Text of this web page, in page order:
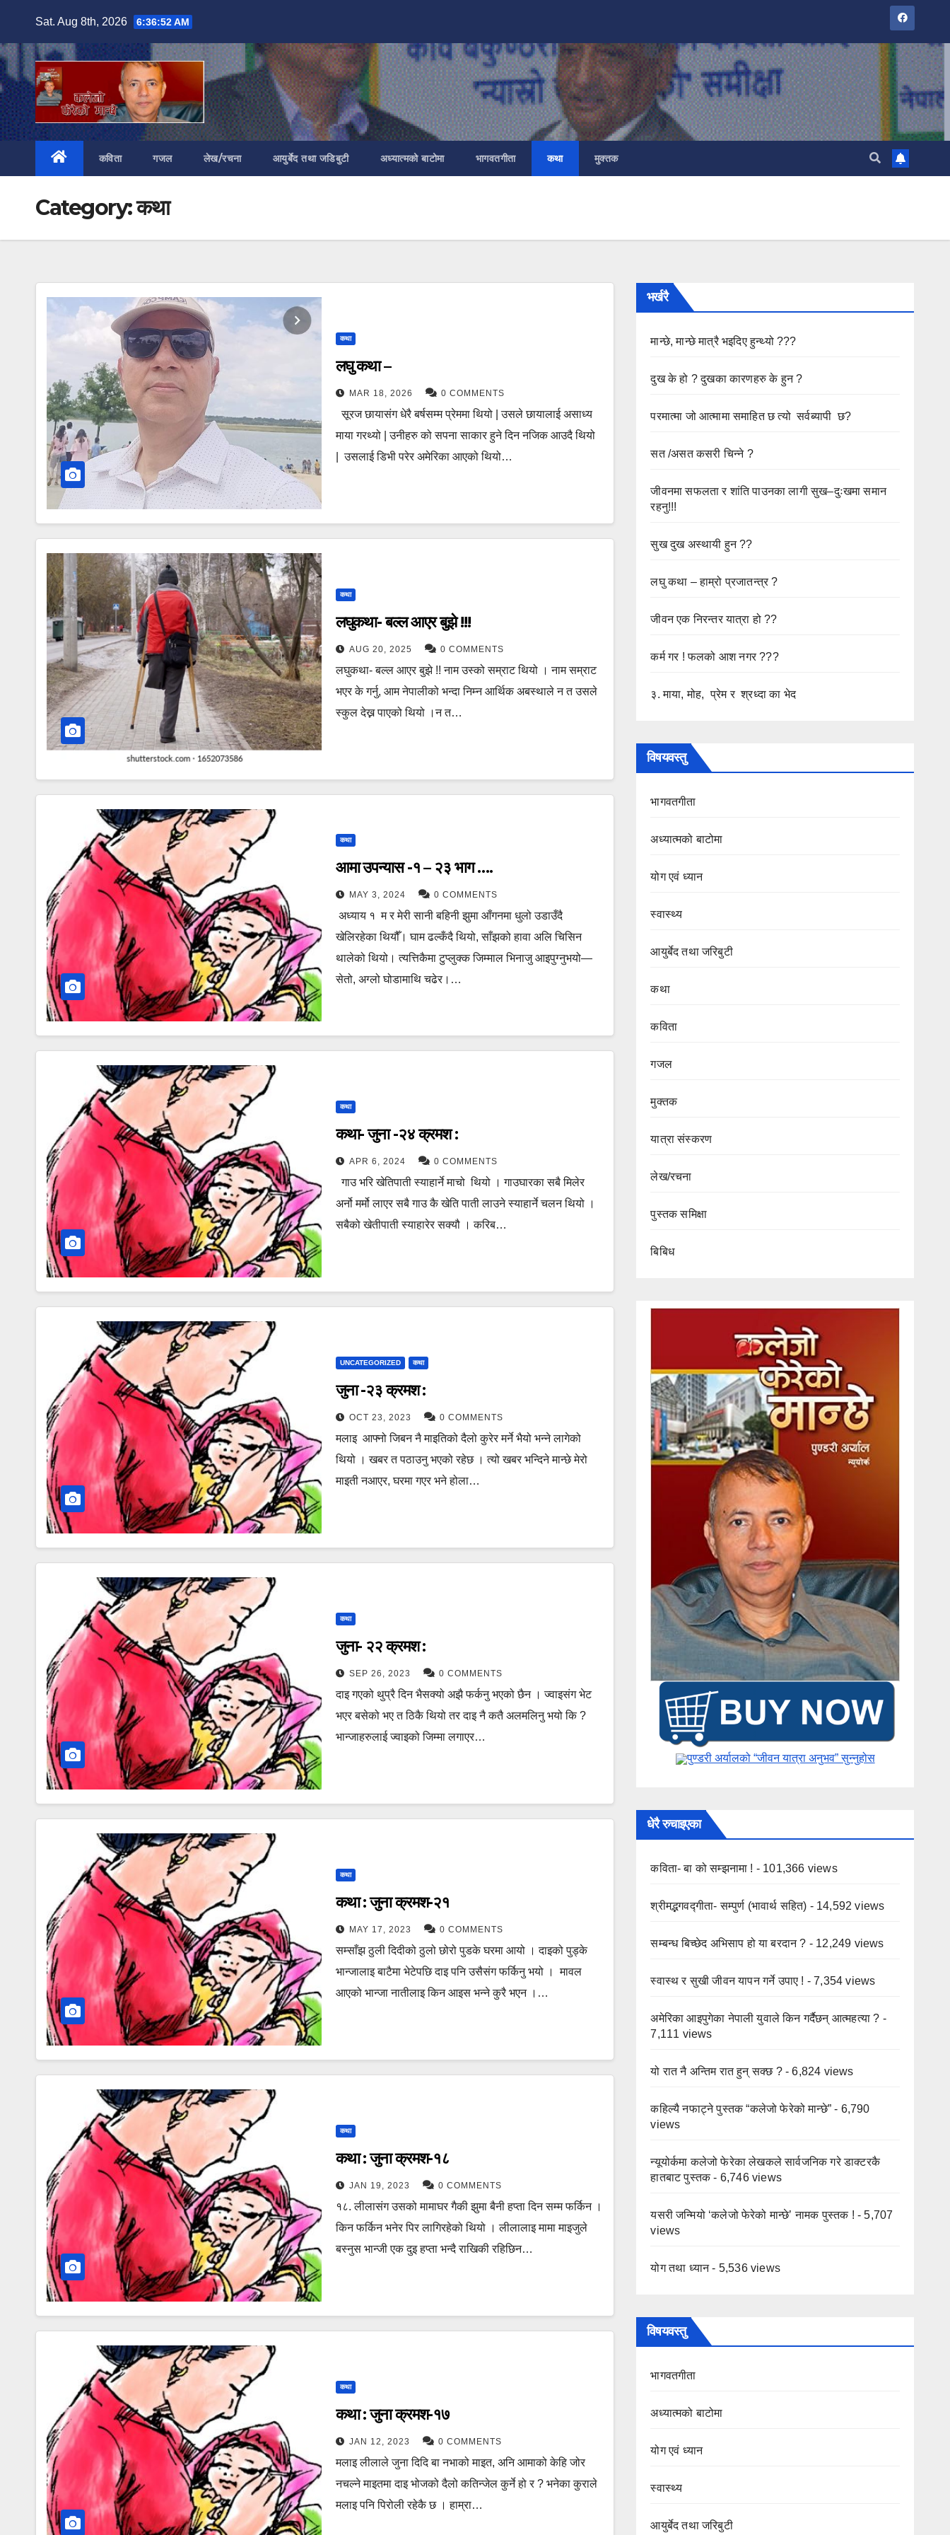
content
Sat. Aug 8th, 2026 6:36:54 AM
कविता गजल लेख/रचना आयुर्बेद तथा जडिबुटी अध्यात्मको बाटोमा भागवतगीता कथा मुक्तक
Category:कथा
कथा
लघु कथा –
MAR 18, 2026 0 COMMENTS
सूरज छायासंग धेरै बर्षसम्म प्रेममा थियो | उसले छायालाई असाध्य
माया गरथ्यो | उनीहरु को सपना साकार हुने दिन नजिक आउदै थियो
| उसलाई डिभी परेर अमेरिका आएको थियो…
कथा
लघुकथा- बल्ल आएर बुझे !!!
AUG 20, 2025 0 COMMENTS
लघुकथा- बल्ल आएर बुझे !! नाम उस्को सम्राट थियो । नाम सम्राट
भएर के गर्नु, आम नेपालीको भन्दा निम्न आर्थिक अबस्थाले न त उसले
स्कुल देख्न पाएको थियो ।न त…
कथा
आमा उपन्यास -१ – २३ भाग ….
MAY 3, 2024 0 COMMENTS
अध्याय १ म र मेरी सानी बहिनी झुमा आँगनमा धुलो उडाउँदै
खेलिरहेका थियौँ। घाम ढल्कँदै थियो, साँझको हावा अलि चिसिन
थालेको थियो। त्यत्तिकैमा टुप्लुक्क जिम्माल भिनाजु आइपुग्नुभयो—
सेतो, अग्लो घोडामाथि चढेर।…
कथा
कथा- जुना -२४ क्रमश :
APR 6, 2024 0 COMMENTS
गाउ भरि खेतिपाती स्याहार्ने माचो थियो । गाउघारका सबै मिलेर
अर्नो मर्मो लाएर सबै गाउ कै खेति पाती लाउने स्याहार्ने चलन थियो ।
सबैको खेतीपाती स्याहारेर सक्यौ । करिब…
UNCATEGORIZED कथा
जुना -२३ क्रमश :
OCT 23, 2023 0 COMMENTS
मलाइ आफ्नो जिबन नै माइतिको दैलो कुरेर मर्ने भैयो भन्ने लागेको
थियो । खबर त पठाउनु भएको रहेछ । त्यो खबर भन्दिने मान्छे मेरो
माइती नआएर, घरमा गएर भने होला…
कथा
जुना- २२ क्रमश :
SEP 26, 2023 0 COMMENTS
दाइ गएको थुप्रै दिन भैसक्यो अझै फर्कनु भएको छैन । ज्वाइसंग भेट
भएर बसेको भए त ठिकै थियो तर दाइ नै कतै अलमलिनु भयो कि ?
भान्जाहरुलाई ज्वाइको जिम्मा लगाएर…
कथा
कथा : जुना क्रमश-२१
MAY 17, 2023 0 COMMENTS
सम्साँझ ठुली दिदीको ठुलो छोरो पुडके घरमा आयो । दाइको पुड्के
भान्जालाइ बाटैमा भेटेपछि दाइ पनि उसैसंग फर्किनु भयो । मावल
आएको भान्जा नातीलाइ किन आइस भन्ने कुरै भएन ।…
कथा
कथा : जुना क्रमश-१८
JAN 19, 2023 0 COMMENTS
१८. लीलासंग उसको मामाघर गैकी झुमा बैनी हप्ता दिन सम्म फर्किन ।
किन फर्किन भनेर पिर लागिरहेको थियो । लीलालाइ मामा माइजुले
बस्नुस भान्जी एक दुइ हप्ता भन्दै राखिकी रहिछिन…
कथा
कथा : जुना क्रमश-१७
JAN 12, 2023 0 COMMENTS
मलाइ लीलाले जुना दिदि बा नभाको माइत, अनि आमाको केहि जोर
नचल्ने माइतमा दाइ भोजको दैलो कतिन्जेल कुर्ने हो र ? भनेका कुराले
मलाइ पनि पिरोली रहेकै छ । हाम्रा…
भर्खरै
मान्छे, मान्छे मात्रै भइदिए हुन्थ्यो ???
दुख के हो ? दुखका कारणहरु के हुन ?
परमात्मा जो आत्मामा समाहित छ त्यो सर्वब्यापी छ?
सत /असत कसरी चिन्ने ?
जीवनमा सफलता र शांति पाउनका लागी सुख–दुःखमा समान
रहनु!!!
सुख दुख अस्थायी हुन ??
लघु कथा – हाम्रो प्रजातन्त्र ?
जीवन एक निरन्तर यात्रा हो ??
कर्म गर ! फलको आश नगर ???
३. माया, मोह, प्रेम र श्रध्दा का भेद
विषयवस्तु
भागवतगीता
अध्यात्मको बाटोमा
योग एवं ध्यान
स्वास्थ्य
आयुर्बेद तथा जरिबुटी
कथा
कविता
गजल
मुक्तक
यात्रा संस्करण
लेख/रचना
पुस्तक समिक्षा
बिबिध
पुण्डरी अर्यालको “जीवन यात्रा अनुभव” ​सुन्नुहोस
धेरै रुचाइएका
कविता- बा को सम्झनामा ! - 101,366 views
श्रीमद्भगवद्गीता- सम्पुर्ण (भावार्थ सहित) - 14,592 views
सम्बन्ध बिच्छेद अभिसाप हो या बरदान ? - 12,249 views
स्वास्थ र सुखी जीवन यापन गर्ने उपाए ! - 7,354 views
अमेरिका आइपुगेका नेपाली युवाले किन गर्दैछन् आत्महत्या ? -
7,111 views
यो रात नै अन्तिम रात हुन् सक्छ ?- 6,824 views
कहिल्यै नफाट्ने पुस्तक “कलेजो फेरेको मान्छे”- 6,790
views
न्यूयोर्कमा कलेजो फेरेका लेखकले सार्वजनिक गरे डाक्टरकै
हातबाट पुस्तक- 6,746 views
यसरी जन्मियो ‘कलेजो फेरेको मान्छे’ नामक पुस्तक ! - 5,707
views
योग तथा ध्यान- 5,536 views
विषयवस्तु
भागवतगीता
अध्यात्मको बाटोमा
योग एवं ध्यान
स्वास्थ्य
आयुर्बेद तथा जरिबुटी